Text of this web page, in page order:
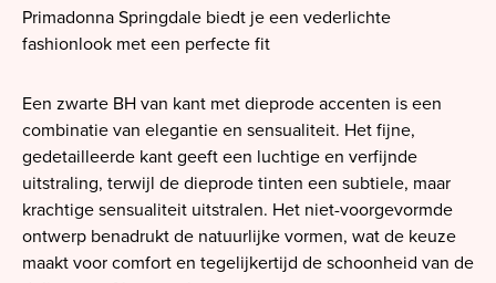
Primadonna Springdale biedt je een vederlichte
fashionlook met een perfecte fit
Een zwarte BH van kant met dieprode accenten is een
combinatie van elegantie en sensualiteit. Het fijne,
gedetailleerde kant geeft een luchtige en verfijnde
uitstraling, terwijl de dieprode tinten een subtiele, maar
krachtige sensualiteit uitstralen. Het niet-voorgevormde
ontwerp benadrukt de natuurlijke vormen, wat de keuze
maakt voor comfort en tegelijkertijd de schoonheid van de